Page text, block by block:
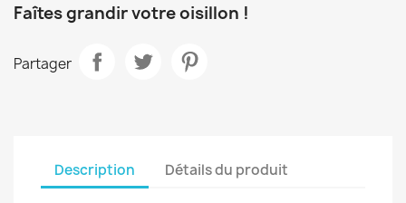
Faîtes grandir votre oisillon !
Partager
Description Détails du produit